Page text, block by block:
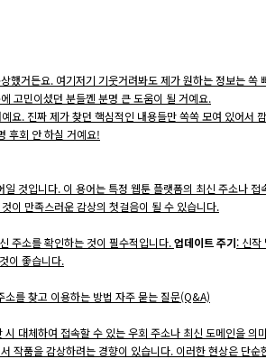
했거든요. 여기저기 기웃거려봐도 제가 원하는 정보는 쏙
고민이셨던 분들껜 분명 큰 도움이 될 거예요.
요. 진짜 제가 찾던 핵심적인 내용들만 쏙쏙 모여 있어서
후회 안 하실 거예요!
것입니다. 이 용어는 특정 웹툰 플랫폼의 최신 주소나
이 만족스러운 감상의 첫걸음이 될 수 있습니다.
주소를 확인하는 것이 필수적입니다.업데이트 주기: 신작
이 좋습니다.
를 찾고 이용하는 방법 자주 묻는 질문(Q&A)
대체하여 접속할 수 있는 우회 주소나 최신 도메인을
작품을 감상하려는 경향이 있습니다. 이러한 현상은 단